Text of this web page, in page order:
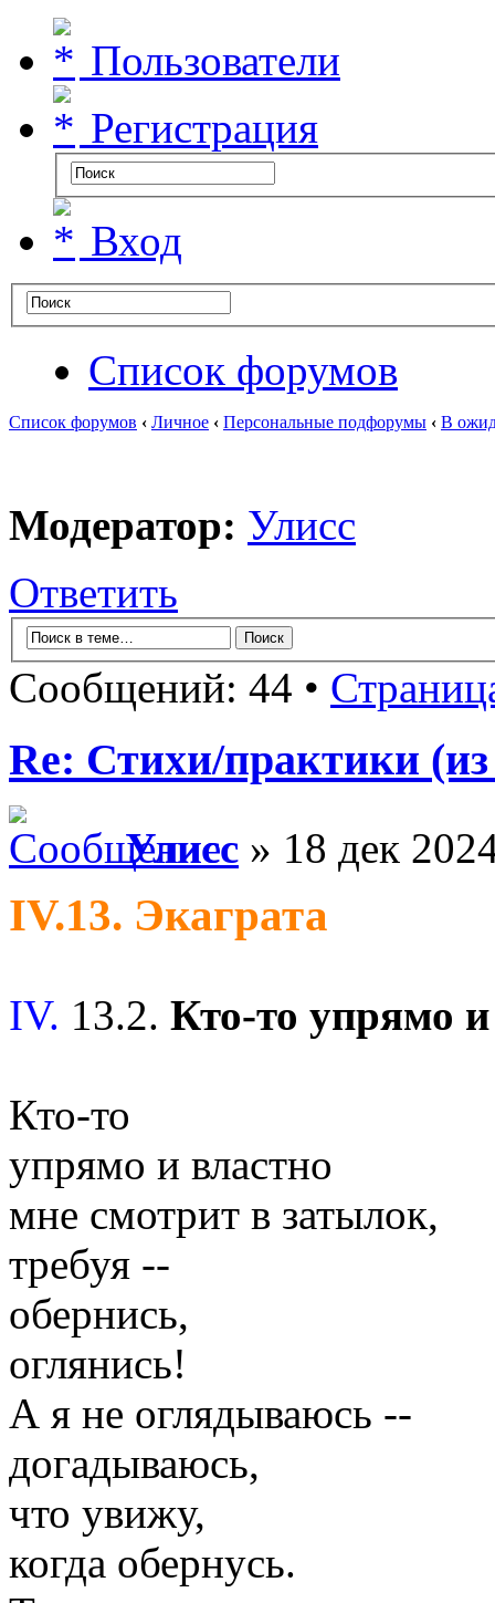
Пользователи
Регистрация
Вход
Список форумов
Список форумов ‹ Личное ‹ Персональные подфорумы ‹ В
Модератор: Улисс
Ответить
Сообщений: 44 •
Re: Стихи/практики
Улисс » 18 дек
IV.13. Экаграта
IV. 13.2. Кто-то упрямо
Кто-то
упрямо и властно
мне смотрит в затылок,
требуя --
обернись,
оглянись!
А я не оглядываюсь --
догадываюсь,
что увижу,
когда обернусь.